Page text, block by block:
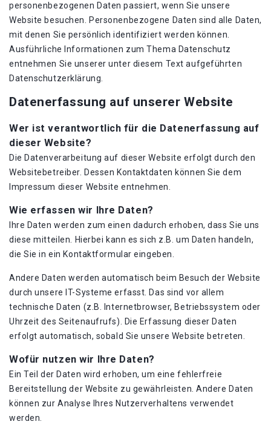
personenbezogenen Daten passiert, wenn Sie unsere
Website besuchen. Personenbezogene Daten sind alle Daten,
mit denen Sie persönlich identifiziert werden können.
Ausführliche Informationen zum Thema Datenschutz
entnehmen Sie unserer unter diesem Text aufgeführten
Datenschutzerklärung.
Datenerfassung auf unserer Website
Wer ist verantwortlich für die Datenerfassung auf
dieser Website?
Die Datenverarbeitung auf dieser Website erfolgt durch den
Websitebetreiber. Dessen Kontaktdaten können Sie dem
Impressum dieser Website entnehmen.
Wie erfassen wir Ihre Daten?
Ihre Daten werden zum einen dadurch erhoben, dass Sie uns
diese mitteilen. Hierbei kann es sich z.B. um Daten handeln,
die Sie in ein Kontaktformular eingeben.
Andere Daten werden automatisch beim Besuch der Website
durch unsere IT-Systeme erfasst. Das sind vor allem
technische Daten (z.B. Internetbrowser, Betriebssystem oder
Uhrzeit des Seitenaufrufs). Die Erfassung dieser Daten
erfolgt automatisch, sobald Sie unsere Website betreten.
Wofür nutzen wir Ihre Daten?
Ein Teil der Daten wird erhoben, um eine fehlerfreie
Bereitstellung der Website zu gewährleisten. Andere Daten
können zur Analyse Ihres Nutzerverhaltens verwendet
werden.